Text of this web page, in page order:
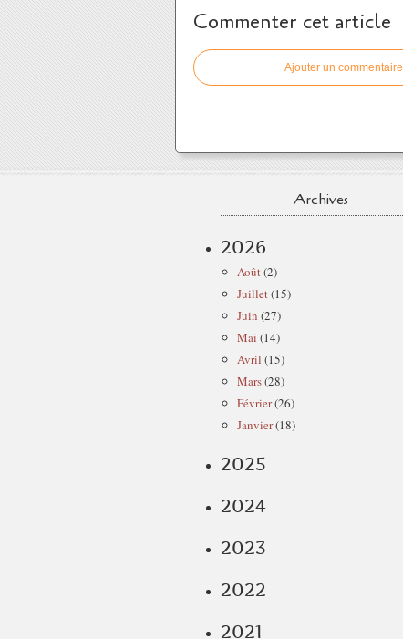
Commenter cet article
Ajouter un commentaire
Archives
2026
Août(2)
Juillet(15)
Juin (27)
Mai (14)
Avril (15)
Mars(28)
Février(26)
Janvier(18)
2025
2024
2023
2022
2021